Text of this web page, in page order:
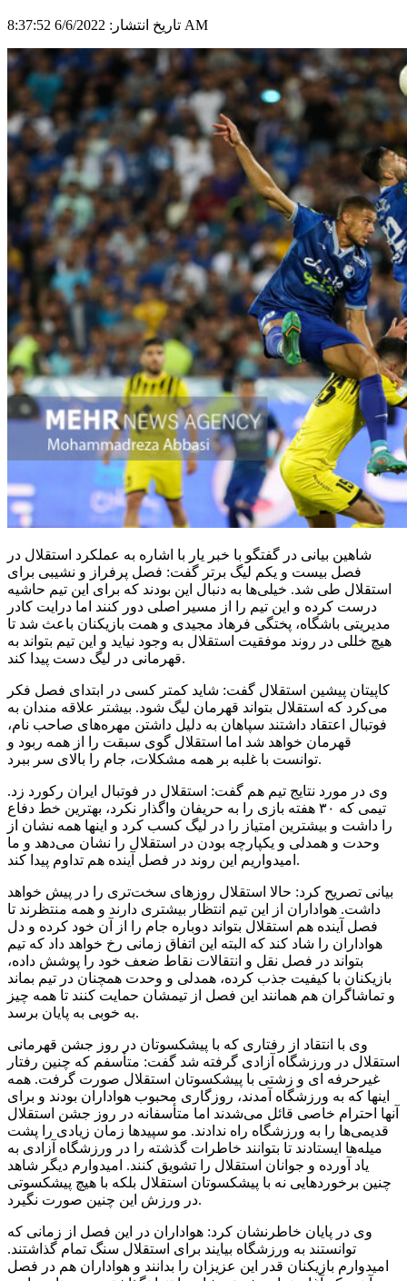
تاریخ انتشار: 6/6/2022 8:37:52 AM
شاهین بیانی در گفتگو با خبر یار با اشاره به عملکرد استقلال در
فصل بیست و یکم لیگ برتر گفت: فصل پرفراز و نشیبی برای
استقلال طی شد. خیلی‌ها به دنبال این بودند که برای این تیم حاشیه
درست کرده و این تیم را از مسیر اصلی دور کنند اما درایت کادر
مدیریتی باشگاه، پختگی فرهاد مجیدی و همت بازیکنان باعث شد تا
هیچ خللی در روند موفقیت استقلال به وجود نیاید و این تیم بتواند به
قهرمانی در لیگ دست پیدا کند.
کاپیتان پیشین استقلال گفت: شاید کمتر کسی در ابتدای فصل فکر
می‌کرد که استقلال بتواند قهرمان لیگ شود. بیشتر علاقه مندان به
فوتبال اعتقاد داشتند سپاهان به دلیل داشتن مهره‌های صاحب نام،
قهرمان خواهد شد اما استقلال گوی سبقت را از همه ربود و
توانست با غلبه بر همه مشکلات، جام را بالای سر ببرد.
وی در مورد نتایج تیم هم گفت: استقلال در فوتبال ایران رکورد زد.
تیمی که ۳۰ هفته بازی را به حریفان واگذار نکرد، بهترین خط دفاع
را داشت و بیشترین امتیاز را در لیگ کسب کرد و اینها همه نشان از
وحدت و همدلی و یکپارچه بودن در استقلال را نشان می‌دهد و ما
امیدواریم این روند در فصل آینده هم تداوم پیدا کند.
بیانی تصریح کرد: حالا استقلال روزهای سخت‌تری را در پیش خواهد
داشت. هواداران از این تیم انتظار بیشتری دارند و همه منتظرند تا
فصل آینده هم استقلال بتواند دوباره جام را از آن خود کرده و دل
هواداران را شاد کند که البته این اتفاق زمانی رخ خواهد داد که تیم
بتواند در فصل نقل و انتقالات نقاط ضعف خود را پوشش داده،
بازیکنان با کیفیت جذب کرده، همدلی و وحدت همچنان در تیم بماند
و تماشاگران هم همانند این فصل از تیمشان حمایت کنند تا همه چیز
به خوبی به پایان برسد.
وی با انتقاد از رفتاری که با پیشکسوتان در روز جشن قهرمانی
استقلال در ورزشگاه آزادی گرفته شد گفت: متأسفم که چنین رفتار
غیرحرفه ای و زشتی با پیشکسوتان استقلال صورت گرفت. همه
اینها که به ورزشگاه آمدند، روزگاری محبوب هواداران بودند و برای
آنها احترام خاصی قائل می‌شدند اما متأسفانه در روز جشن استقلال
قدیمی‌ها را به ورزشگاه راه ندادند. مو سپیدها زمان زیادی را پشت
میله‌ها ایستادند تا بتوانند خاطرات گذشته را در ورزشگاه آزادی به
یاد آورده و جوانان استقلال را تشویق کنند. امیدوارم دیگر شاهد
چنین برخوردهایی نه با پیشکسوتان استقلال بلکه با هیچ پیشکسوتی
در ورزش این چنین صورت نگیرد.
وی در پایان خاطرنشان کرد: هواداران در این فصل از زمانی که
توانستند به ورزشگاه بیایند برای استقلال سنگ تمام گذاشتند.
امیدوارم بازیکنان قدر این عزیزان را بدانند و هواداران هم در فصل